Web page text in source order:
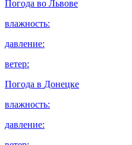
Погода во Львове
влажность:
давление:
ветер:
Погода в Донецке
влажность:
давление: